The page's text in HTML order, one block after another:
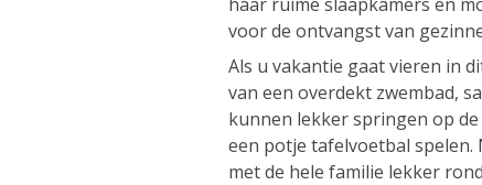
voor de ontvangst van
Als u vakantie gaat vieren in
van een overdekt zwembad,
kunnen lekker springen op
een potje tafelvoetbal spelen.
met de hele familie lekker